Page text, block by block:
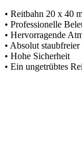
• Reitbahn 20 x 40
• Professionelle
• Hervorragende
• Absolut
• Hohe Sicherheit
• Ein ungetrübtes